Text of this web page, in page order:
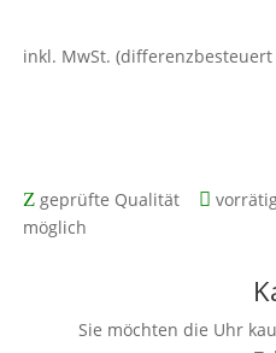
inkl. MwSt. (differenzbesteuert
Zgeprüfte Qualität 
möglich
Sie möchten die Uhr